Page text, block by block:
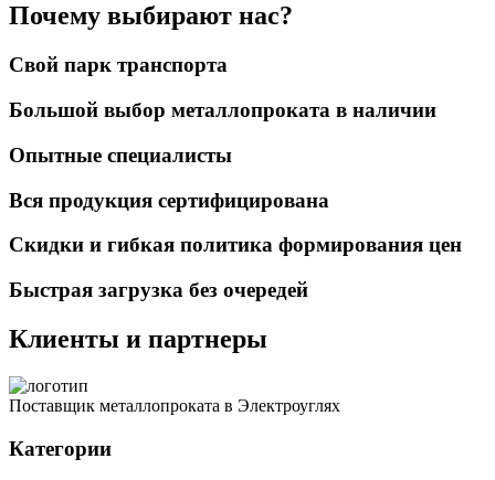
Почему выбирают нас?
Свой парк транспорта
Большой выбор металлопроката в наличии
Опытные специалисты
Вся продукция сертифицирована
Скидки и гибкая политика формирования цен
Быстрая загрузка без очередей
Клиенты и партнеры
Поставщик металлопроката в Электроуглях
Категории